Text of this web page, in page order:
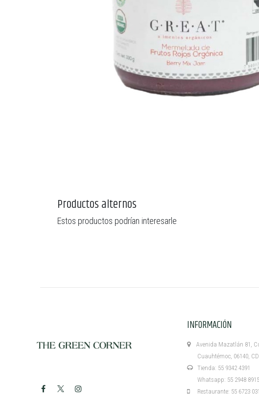
Productos alternos
Estos productos podrían interesarle
INFORMACIÓN
Avenida Mazatlán 81,
Cuauhtémoc, 06140,
Tienda: 55 9342 4391
Whatsapp: 55 2948 8915
Restaurante: 55 6723